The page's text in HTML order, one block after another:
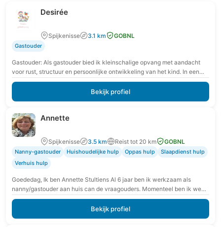
Desirée
Spijkenisse 3.1 km GOBNL
Gastouder
Gastouder: Als gastouder bied ik kleinschalige opvang met aandacht
voor rust, structuur en persoonlijke ontwikkeling van het kind. In een
veilige en vertrouwde omgeving krijgt…
Bekijk profiel
Annette
Spijkenisse 3.5 km Reist tot 20 km GOBNL
Nanny-gastouder Huishoudelijke hulp Oppas hulp
Slaapdienst hulp
Verhuis hulp
Goededag, Ik ben Annette Stultiens Al 6 jaar ben ik werkzaam als
nanny/gastouder aan huis can de vraagouders. Momenteel ben ik weer
beschikbaar als Nanny.…
Bekijk profiel